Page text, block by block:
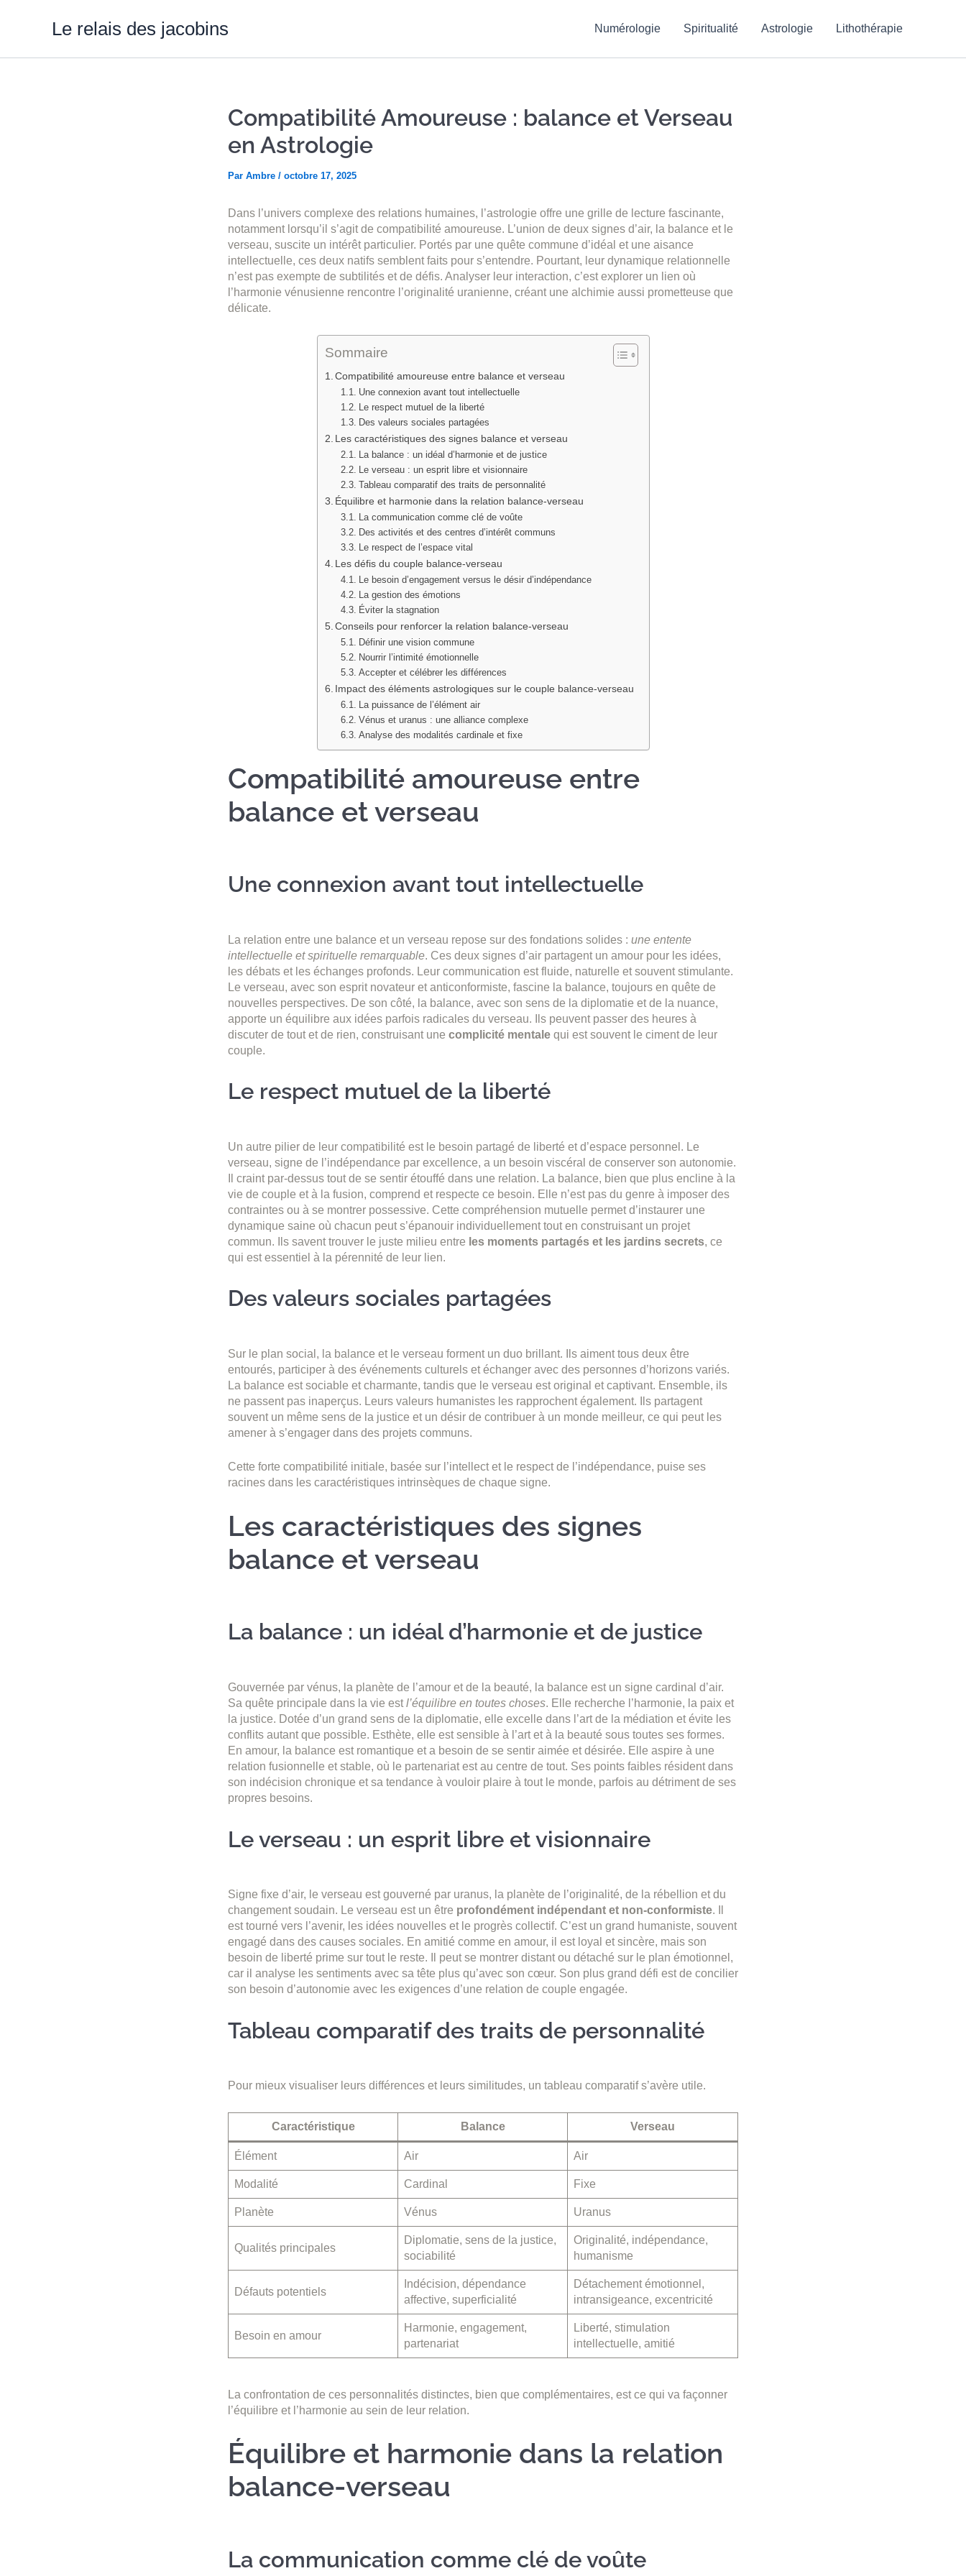
Le relais des jacobins Numérologie Spiritualité Astrologie Lithothérapie
Compatibilité Amoureuse : balance et Verseau
en Astrologie
Par Ambre / octobre 17, 2025
Dans l’univers complexe des relations humaines, l’astrologie offre une grille de lecture fascinante,
notamment lorsqu’il s’agit de compatibilité amoureuse. L’union de deux signes d’air, la balance et le
verseau, suscite un intérêt particulier. Portés par une quête commune d’idéal et une aisance
intellectuelle, ces deux natifs semblent faits pour s’entendre. Pourtant, leur dynamique relationnelle
n’est pas exempte de subtilités et de défis. Analyser leur interaction, c’est explorer un lien où
l’harmonie vénusienne rencontre l’originalité uranienne, créant une alchimie aussi prometteuse que
délicate.
Sommaire
Compatibilité amoureuse entre balance et verseau
Une connexion avant tout intellectuelle
Le respect mutuel de la liberté
Des valeurs sociales partagées
Les caractéristiques des signes balance et verseau
La balance : un idéal d’harmonie et de justice
Le verseau : un esprit libre et visionnaire
Tableau comparatif des traits de personnalité
Équilibre et harmonie dans la relation balance-verseau
La communication comme clé de voûte
Des activités et des centres d’intérêt communs
Le respect de l’espace vital
Les défis du couple balance-verseau
Le besoin d’engagement versus le désir d’indépendance
La gestion des émotions
Éviter la stagnation
Conseils pour renforcer la relation balance-verseau
Définir une vision commune
Nourrir l’intimité émotionnelle
Accepter et célébrer les différences
Impact des éléments astrologiques sur le couple balance-verseau
La puissance de l’élément air
Vénus et uranus : une alliance complexe
Analyse des modalités cardinale et fixe
Compatibilité amoureuse entre
balance et verseau
Une connexion avant tout intellectuelle
La relation entre une balance et un verseau repose sur des fondations solides : une entente
intellectuelle et spirituelle remarquable. Ces deux signes d’air partagent un amour pour les idées,
les débats et les échanges profonds. Leur communication est fluide, naturelle et souvent stimulante.
Le verseau, avec son esprit novateur et anticonformiste, fascine la balance, toujours en quête de
nouvelles perspectives. De son côté, la balance, avec son sens de la diplomatie et de la nuance,
apporte un équilibre aux idées parfois radicales du verseau. Ils peuvent passer des heures à
discuter de tout et de rien, construisant une complicité mentale qui est souvent le ciment de leur
couple.
Le respect mutuel de la liberté
Un autre pilier de leur compatibilité est le besoin partagé de liberté et d’espace personnel. Le
verseau, signe de l’indépendance par excellence, a un besoin viscéral de conserver son autonomie.
Il craint par-dessus tout de se sentir étouffé dans une relation. La balance, bien que plus encline à la
vie de couple et à la fusion, comprend et respecte ce besoin. Elle n’est pas du genre à imposer des
contraintes ou à se montrer possessive. Cette compréhension mutuelle permet d’instaurer une
dynamique saine où chacun peut s’épanouir individuellement tout en construisant un projet
commun. Ils savent trouver le juste milieu entre les moments partagés et les jardins secrets, ce
qui est essentiel à la pérennité de leur lien.
Des valeurs sociales partagées
Sur le plan social, la balance et le verseau forment un duo brillant. Ils aiment tous deux être
entourés, participer à des événements culturels et échanger avec des personnes d’horizons variés.
La balance est sociable et charmante, tandis que le verseau est original et captivant. Ensemble, ils
ne passent pas inaperçus. Leurs valeurs humanistes les rapprochent également. Ils partagent
souvent un même sens de la justice et un désir de contribuer à un monde meilleur, ce qui peut les
amener à s’engager dans des projets communs.
Cette forte compatibilité initiale, basée sur l’intellect et le respect de l’indépendance, puise ses
racines dans les caractéristiques intrinsèques de chaque signe.
Les caractéristiques des signes
balance et verseau
La balance : un idéal d’harmonie et de justice
Gouvernée par vénus, la planète de l’amour et de la beauté, la balance est un signe cardinal d’air.
Sa quête principale dans la vie est l’équilibre en toutes choses. Elle recherche l’harmonie, la paix et
la justice. Dotée d’un grand sens de la diplomatie, elle excelle dans l’art de la médiation et évite les
conflits autant que possible. Esthète, elle est sensible à l’art et à la beauté sous toutes ses formes.
En amour, la balance est romantique et a besoin de se sentir aimée et désirée. Elle aspire à une
relation fusionnelle et stable, où le partenariat est au centre de tout. Ses points faibles résident dans
son indécision chronique et sa tendance à vouloir plaire à tout le monde, parfois au détriment de ses
propres besoins.
Le verseau : un esprit libre et visionnaire
Signe fixe d’air, le verseau est gouverné par uranus, la planète de l’originalité, de la rébellion et du
changement soudain. Le verseau est un être profondément indépendant et non-conformiste. Il
est tourné vers l’avenir, les idées nouvelles et le progrès collectif. C’est un grand humaniste, souvent
engagé dans des causes sociales. En amitié comme en amour, il est loyal et sincère, mais son
besoin de liberté prime sur tout le reste. Il peut se montrer distant ou détaché sur le plan émotionnel,
car il analyse les sentiments avec sa tête plus qu’avec son cœur. Son plus grand défi est de concilier
son besoin d’autonomie avec les exigences d’une relation de couple engagée.
Tableau comparatif des traits de personnalité
Pour mieux visualiser leurs différences et leurs similitudes, un tableau comparatif s’avère utile.
Caractéristique Balance Verseau
Élément Air Air
Modalité Cardinal Fixe
Planète Vénus Uranus
Qualités principales
Diplomatie, sens de la justice,
sociabilité
Originalité, indépendance,
humanisme
Défauts potentiels
Indécision, dépendance
affective, superficialité
Détachement émotionnel,
intransigeance, excentricité
Besoin en amour
Harmonie, engagement,
partenariat
Liberté, stimulation
intellectuelle, amitié
La confrontation de ces personnalités distinctes, bien que complémentaires, est ce qui va façonner
l’équilibre et l’harmonie au sein de leur relation.
Équilibre et harmonie dans la relation
balance-verseau
La communication comme clé de voûte